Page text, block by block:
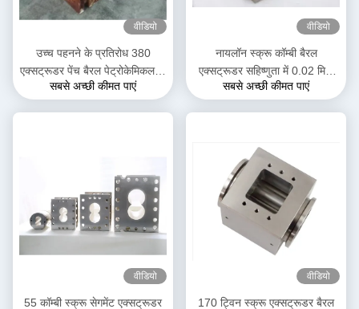
वीडियो
उच्च पहनने के प्रतिरोध 380
एक्सट्रूडर पेंच बैरल पेट्रोकेमिकल के
लिए कॉम्बी बैरल
सबसे अच्छी कीमत पाएं
वीडियो
नायलॉन स्क्रू कॉम्बी बैरल
एक्सट्रूडर सहिष्णुता में 0.02 मिमी
प्लास्टिक एक्सट्रूज़न मशीन के लिए
सबसे अच्छी कीमत पाएं
वीडियो
55 कॉम्बी स्क्रू सेगमेंट एक्सट्रूडर
वीडियो
170 ट्विन स्क्रू एक्सट्रूडर बैरल